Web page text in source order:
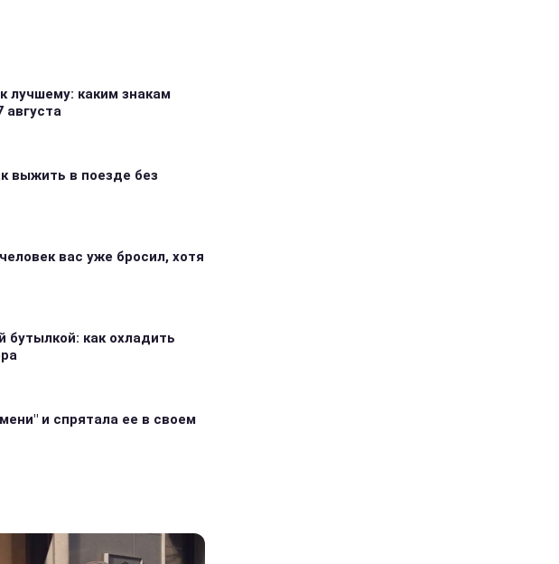
лучшему: каким знакам
августа
выжить в поезде без
вас уже бросил, хотя
бутылкой: как охладить
и спрятала ее в своем